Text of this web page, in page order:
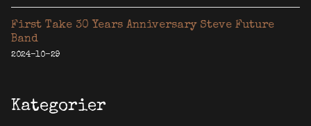
First Take 30 Years Anniversary Steve Future
Band
2024-10-29
Kategorier